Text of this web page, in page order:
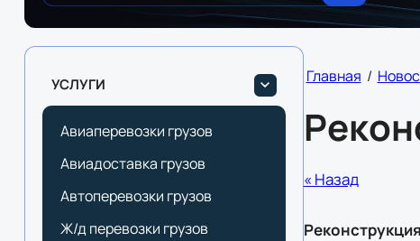
УСЛУГИ
Авиаперевозки грузов
Авиадоставка грузов
Автоперевозки грузов
Ж/д перевозки грузов
Главная /
« Назад